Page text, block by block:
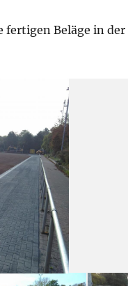
fertigen Beläge in der